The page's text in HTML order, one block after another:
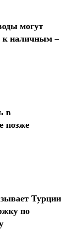
могут
к наличным –
в
позже
Турции
по